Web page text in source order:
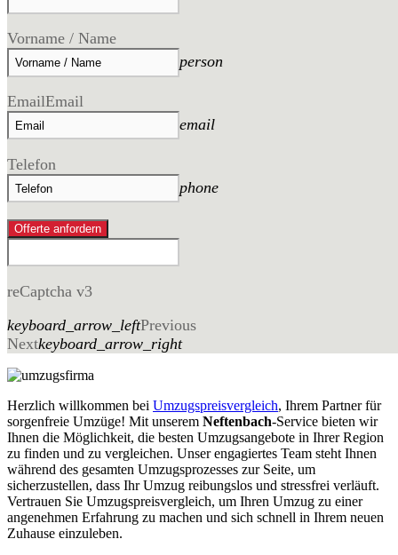
Vorname / Name
person
EmailEmail
email
Telefon
phone
Offerte anfordern
reCaptcha v3
keyboard_arrow_leftPrevious
Nextkeyboard_arrow_right
Herzlich willkommen bei Umzugspreisvergleich, Ihrem Partner für
sorgenfreie Umzüge! Mit unserem Neftenbach-Service bieten wir
Ihnen die Möglichkeit, die besten Umzugsangebote in Ihrer Region
zu finden und zu vergleichen. Unser engagiertes Team steht Ihnen
während des gesamten Umzugsprozesses zur Seite, um
sicherzustellen, dass Ihr Umzug reibungslos und stressfrei verläuft.
Vertrauen Sie Umzugspreisvergleich, um Ihren Umzug zu einer
angenehmen Erfahrung zu machen und sich schnell in Ihrem neuen
Zuhause einzuleben.